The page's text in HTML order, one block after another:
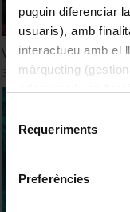
puguin diferenciar
usuaris), amb
interactueu amb el
màrqueting
consultar la
Requeriments
Preferències
Vespres d'Estiu
31 Julio, 2024